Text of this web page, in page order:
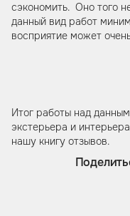
сэкономить. Оно того
данный вид работ
восприятие может
Итог работы над
экстерьера и
нашу книгу отзывов.